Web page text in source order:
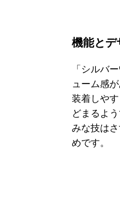
機能と
「シルバ
ューム感
装着しや
どまるよ
みな技は
めです。